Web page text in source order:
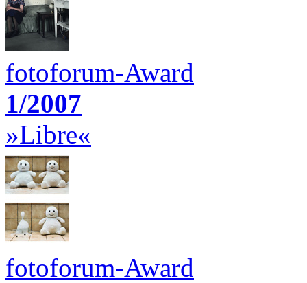
fotoforum-Award
1/2007
»Libre«
fotoforum-Award